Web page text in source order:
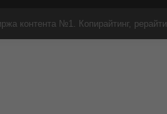
контента №1. Копирайтинг,